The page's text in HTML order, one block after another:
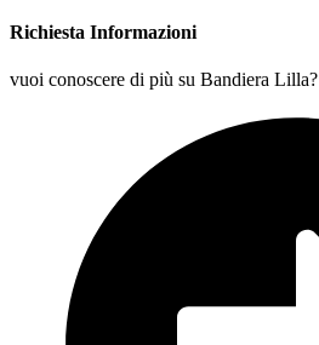
Richiesta Informazioni
vuoi conoscere di più su Bandiera Lilla?